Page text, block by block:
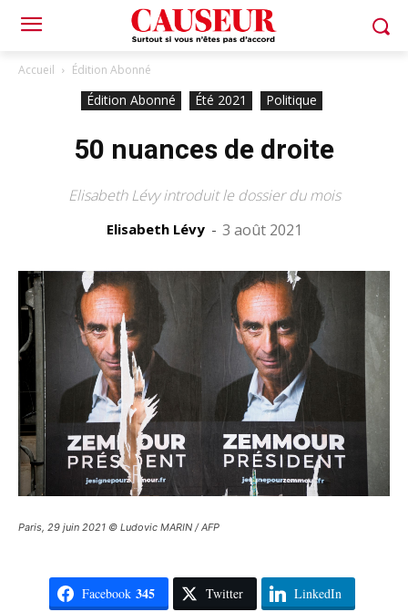
Accueil Édition Abonné
Édition Abonné Été 2021 Politique
50 nuances de droite
Elisabeth Lévy introduit le dossier du mois
Elisabeth Lévy - 3 août 2021
Paris, 29 juin 2021 © Ludovic MARIN / AFP
Facebook 345 Twitter LinkedIn